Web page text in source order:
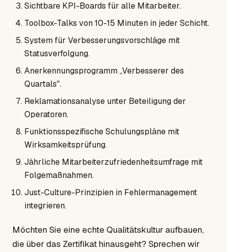
Sichtbare KPI-Boards für alle Mitarbeiter.
Toolbox-Talks von 10-15 Minuten in jeder Schicht.
System für Verbesserungsvorschläge mit
Statusverfolgung.
Anerkennungsprogramm „Verbesserer des
Quartals".
Reklamationsanalyse unter Beteiligung der
Operatoren.
Funktionsspezifische Schulungspläne mit
Wirksamkeitsprüfung.
Jährliche Mitarbeiterzufriedenheitsumfrage mit
Folgemaßnahmen.
Just-Culture-Prinzipien in Fehlermanagement
integrieren.
Möchten Sie eine echte Qualitätskultur aufbauen,
die über das Zertifikat hinausgeht? Sprechen wir